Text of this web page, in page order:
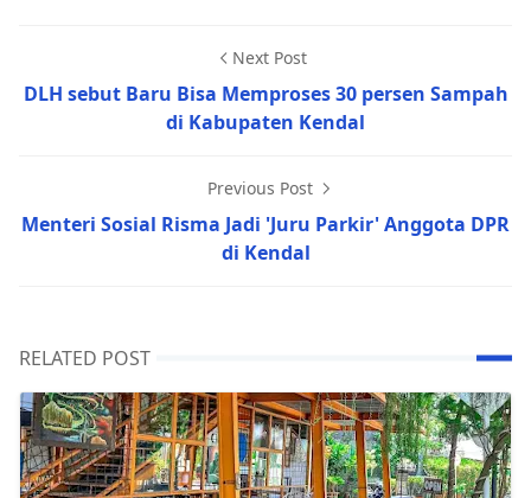
Next Post
DLH sebut Baru Bisa Memproses 30 persen Sampah
di Kabupaten Kendal
Previous Post
Menteri Sosial Risma Jadi 'Juru Parkir' Anggota DPR
di Kendal
RELATED POST